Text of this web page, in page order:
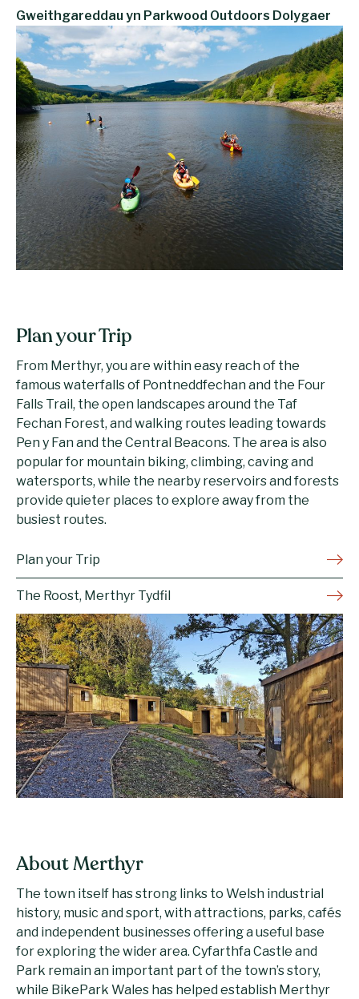
Gweithgareddau yn Parkwood Outdoors Dolygaer
Plan your Trip
From Merthyr, you are within easy reach of the
famous waterfalls of Pontneddfechan and the Four
Falls Trail, the open landscapes around the Taf
Fechan Forest, and walking routes leading towards
Pen y Fan and the Central Beacons. The area is also
popular for mountain biking, climbing, caving and
watersports, while the nearby reservoirs and forests
provide quieter places to explore away from the
busiest routes.
Plan your Trip
The Roost, Merthyr Tydfil
About Merthyr
The town itself has strong links to Welsh industrial
history, music and sport, with attractions, parks, cafés
and independent businesses offering a useful base
for exploring the wider area. Cyfarthfa Castle and
Park remain an important part of the town’s story,
while BikePark Wales has helped establish Merthyr